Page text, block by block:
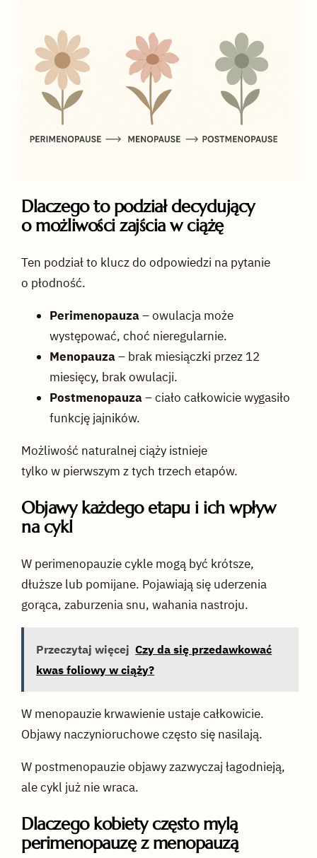
Dlaczego to podział decydujący
o możliwości zajścia w ciążę
Ten podział to klucz do odpowiedzi na pytanie
o płodność.
Perimenopauza– owulacja może
występować, choć nieregularnie.
Menopauza– brak miesiączki przez 12
miesięcy, brak owulacji.
Postmenopauza– ciało całkowicie wygasiło
funkcję jajników.
Możliwość naturalnej ciąży istnieje
tylko w pierwszym z tych trzech etapów.
Objawy każdego etapu i ich wpływ
na cykl
W perimenopauzie cykle mogą być krótsze,
dłuższe lub pomijane. Pojawiają się uderzenia
gorąca, zaburzenia snu, wahania nastroju.
Przeczytaj więcej Czy da się przedawkować
kwas foliowy w ciąży?
W menopauzie krwawienie ustaje całkowicie.
Objawy naczynioruchowe często się nasilają.
W postmenopauzie objawy zazwyczaj łagodnieją,
ale cykl już nie wraca.
Dlaczego kobiety często mylą
perimenopauzę z menopauzą